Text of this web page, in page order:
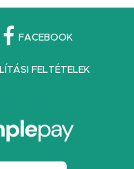
FACEBOOK
FELTÉTELEK